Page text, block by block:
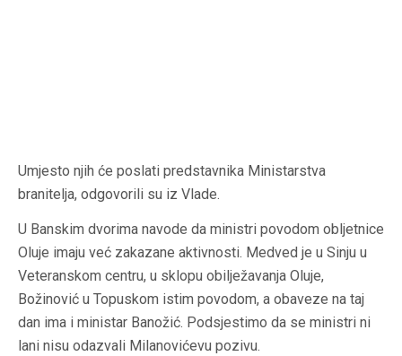
Umjesto njih će poslati predstavnika Ministarstva
branitelja, odgovorili su iz Vlade.
U Banskim dvorima navode da ministri povodom obljetnice
Oluje imaju već zakazane aktivnosti. Medved je u Sinju u
Veteranskom centru, u sklopu obilježavanja Oluje,
Božinović u Topuskom istim povodom, a obaveze na taj
dan ima i ministar Banožić. Podsjestimo da se ministri ni
lani nisu odazvali Milanovićevu pozivu.